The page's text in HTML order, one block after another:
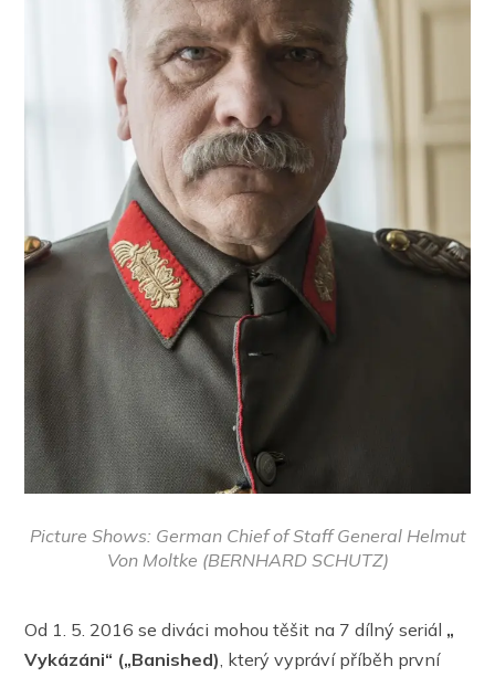
Picture Shows: German Chief of Staff General Helmut
Von Moltke (BERNHARD SCHUTZ)
Od 1. 5. 2016 se diváci mohou těšit na 7 dílný seriál „
Vykázáni“ („Banished), který vypráví příběh první